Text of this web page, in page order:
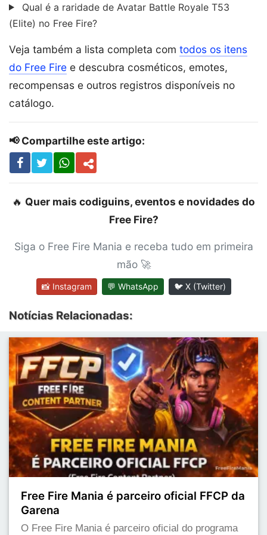
Qual é a raridade de Avatar Battle Royale T53
(Elite) no Free Fire?
Veja também a lista completa com todos os itens
do Free Fire e descubra cosméticos, emotes,
recompensas e outros registros disponíveis no
catálogo.
📢 Compartilhe este artigo:
🔥 Quer mais codiguins, eventos e novidades do
Free Fire?
Siga o Free Fire Mania e receba tudo em primeira
mão 🚀
📸 Instagram 💬 WhatsApp 🐦 X (Twitter)
Notícias Relacionadas:
Free Fire Mania é parceiro oficial FFCP da
Garena
O Free Fire Mania é parceiro oficial do programa